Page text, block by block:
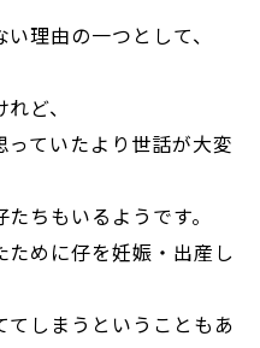
理由の一つとして、
ど、
ていたより世話が大変
ちもいるようです。
めに仔を妊娠・出産し
しまうということもあ